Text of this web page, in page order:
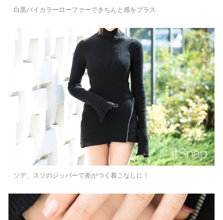
白黒バイカラーローファーできちんと感をプラス
ソデ、スソのジッパーで差がつく着こなしに！